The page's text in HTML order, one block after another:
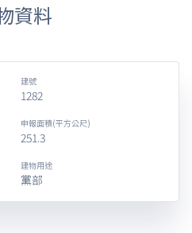
資料
建號
1282
申報面積(平方公尺)
251.3
建物用途
黨部